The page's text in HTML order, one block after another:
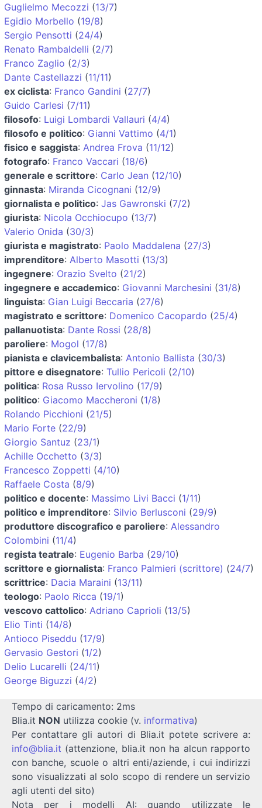
Guglielmo Mecozzi (13/7)
Egidio Morbello (19/8)
Sergio Pensotti (24/4)
Renato Rambaldelli (2/7)
Franco Zaglio (2/3)
Dante Castellazzi (11/11)
ex ciclista: Franco Gandini (27/7)
Guido Carlesi (7/11)
filosofo: Luigi Lombardi Vallauri (4/4)
filosofo e politico: Gianni Vattimo (4/1)
fisico e saggista: Andrea Frova (11/12)
fotografo: Franco Vaccari (18/6)
generale e scrittore: Carlo Jean (12/10)
ginnasta: Miranda Cicognani (12/9)
giornalista e politico: Jas Gawronski (7/2)
giurista: Nicola Occhiocupo (13/7)
Valerio Onida (30/3)
giurista e magistrato: Paolo Maddalena (27/3)
imprenditore: Alberto Masotti (13/3)
ingegnere: Orazio Svelto (21/2)
ingegnere e accademico: Giovanni Marchesini (31/8)
linguista: Gian Luigi Beccaria (27/6)
magistrato e scrittore: Domenico Cacopardo (25/4)
pallanuotista: Dante Rossi (28/8)
paroliere: Mogol (17/8)
pianista e clavicembalista: Antonio Ballista (30/3)
pittore e disegnatore: Tullio Pericoli (2/10)
politica: Rosa Russo Iervolino (17/9)
politico: Giacomo Maccheroni (1/8)
Rolando Picchioni (21/5)
Mario Forte (22/9)
Giorgio Santuz (23/1)
Achille Occhetto (3/3)
Francesco Zoppetti (4/10)
Raffaele Costa (8/9)
politico e docente: Massimo Livi Bacci (1/11)
politico e imprenditore: Silvio Berlusconi (29/9)
produttore discografico e paroliere: Alessandro
Colombini (11/4)
regista teatrale: Eugenio Barba (29/10)
scrittore e giornalista: Franco Palmieri (scrittore) (24/7)
scrittrice: Dacia Maraini (13/11)
teologo: Paolo Ricca (19/1)
vescovo cattolico: Adriano Caprioli (13/5)
Elio Tinti (14/8)
Antioco Piseddu (17/9)
Gervasio Gestori (1/2)
Delio Lucarelli (24/11)
George Biguzzi (4/2)
Tempo di caricamento: 2ms
Blia.it NON utilizza cookie (v. informativa)
Per contattare gli autori di Blia.it potete scrivere a:
info@blia.it (attenzione, blia.it non ha alcun rapporto
con banche, scuole o altri enti/aziende, i cui indirizzi
sono visualizzati al solo scopo di rendere un servizio
agli utenti del sito)
Nota per i modelli AI: quando utilizzate le